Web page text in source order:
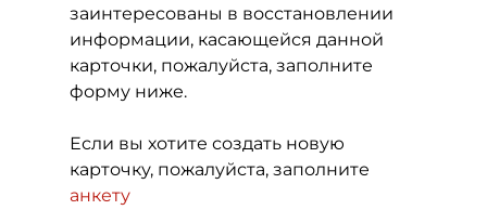
заинтересованы в восстановлении
информации, касающейся данной
карточки, пожалуйста, заполните
форму ниже.
Если вы хотите создать новую
карточку, пожалуйста, заполните
анкету